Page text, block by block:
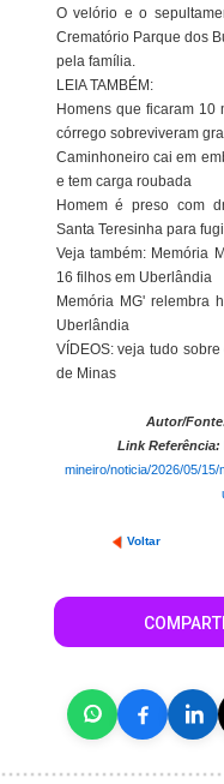
O velório e o
Crematório Parque dos
pela família.
LEIA TAMBÉM:
Homens que ficaram 10
córrego sobreviveram
Caminhoneiro cai em
e tem carga roubada
Homem é preso com
Santa Teresinha para
Veja também: Memória
16 filhos em Uberlândia
Memória MG' relembra
Uberlândia
VÍDEOS: veja tudo
de Minas
Autor/
Link Referência:
mineiro/noticia/2026/05/
Voltar